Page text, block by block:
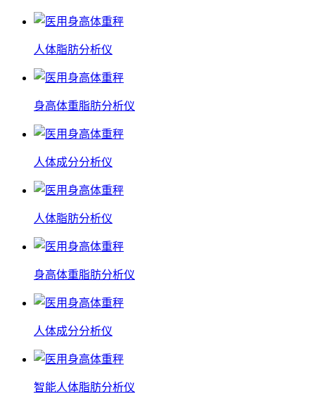
人体脂肪分析仪
身高体重脂肪分析仪
人体成分分析仪
人体脂肪分析仪
身高体重脂肪分析仪
人体成分分析仪
智能人体脂肪分析仪